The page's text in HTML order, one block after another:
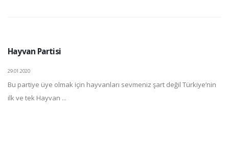
Hayvan Partisi
29.01.2020
Bu partiye üye olmak için hayvanları sevmeniz şart değil Türkiye’nin
ilk ve tek Hayvan ...